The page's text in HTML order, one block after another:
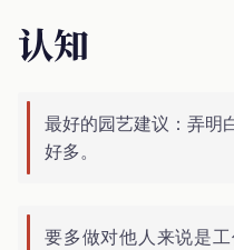
认知
最好的园艺建议：弄明
好多。
要多做对他人来说是